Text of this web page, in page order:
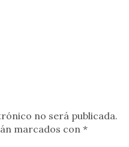
no será publicada.
marcados con *